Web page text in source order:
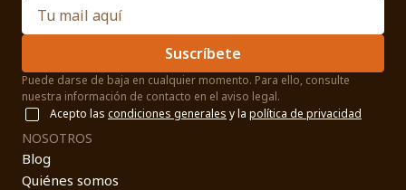
Suscríbete
Puede darse de baja en cualquier momento. Para ello, consulte
nuestra información de contacto en el aviso legal.
Acepto las condiciones generales y la política de privacidad
NOSOTROS
Blog
Quiénes somos